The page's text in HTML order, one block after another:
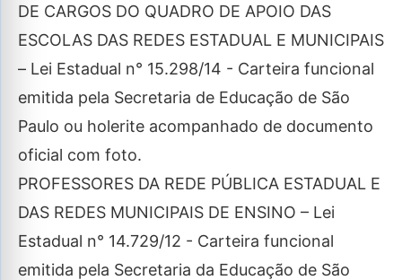
DE CARGOS DO QUADRO DE APOIO DAS
ESCOLAS DAS REDES ESTADUAL E MUNICIPAIS
– Lei Estadual n° 15.298/14 ­- Carteira funcional
emitida pela Secretaria de Educação de São
Paulo ou holerite acompanhado de documento
oficial com foto.
PROFESSORES DA REDE PÚBLICA ESTADUAL E
DAS REDES MUNICIPAIS DE ENSINO – Lei
Estadual n° 14.729/12 ­- Carteira funcional
emitida pela Secretaria da Educação de São